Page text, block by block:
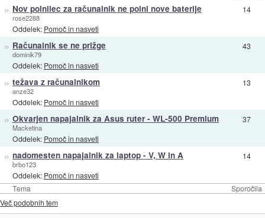
Tema Sporočila
» Nov polnilec za računalnik ne polni nove baterije
rose2288
Oddelek: Pomoč in nasveti
14
» Računalnik se ne prižge
dominik79
Oddelek: Pomoč in nasveti
43
» težava z računalnikom
anze32
Oddelek: Pomoč in nasveti
13
» Okvarjen napajalnik za Asus ruter - WL-500 Premium
Macketina
Oddelek: Pomoč in nasveti
37
» nadomesten napajalnik za laptop - V, W in A
brbo123
Oddelek: Pomoč in nasveti
14
Več podobnih tem